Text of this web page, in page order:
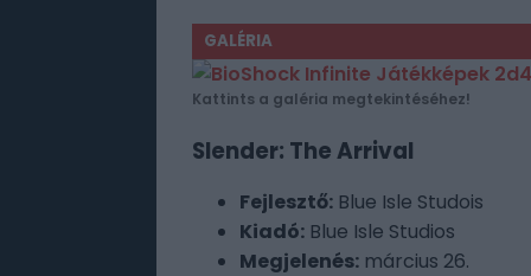
GALÉRIA
Kattints a galéria megtekintéséhez!
Slender: The Arrival
Fejlesztő: Blue Isle Studois
Kiadó: Blue Isle Studios
Megjelenés: március 26.